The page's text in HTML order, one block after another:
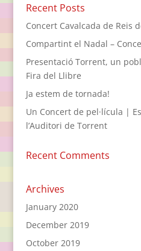
Recent Posts
Concert Cavalcada de Reis
Compartint el Nadal –
Presentació Torrent, un
Fira del Llibre
Ja estem de tornada!
Un Concert de pel·lícula |
l’Auditori de Torrent
Recent Comments
Archives
January 2020
December 2019
October 2019